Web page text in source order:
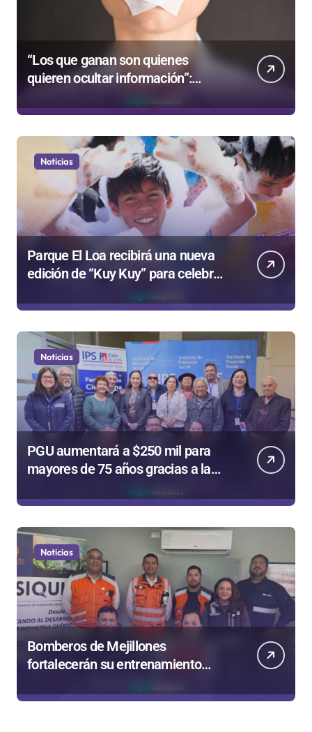
“Los que ganan son quienes
quieren ocultar información”:
Colegio de Periodistas cuestiona la
“Ley Mordaza 2.0”
Noticias
Parque El Loa recibirá una nueva
edición de “Kuy Kuy” para celebrar
Noticias
PGU aumentará a $250 mil para
mayores de 75 años gracias a la
reforma aprobada el 2025
Noticias
Bomberos de Mejillones
fortalecerán su entrenamiento
para enfrentar emergencias
complejas